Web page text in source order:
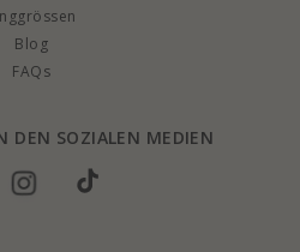
Blog
FAQs
DEN SOZIALEN MEDIEN